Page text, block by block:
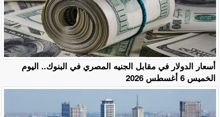
أسعار الدولار في مقابل الجنيه المصري في البنوك.. اليوم
الخميس 6 أغسطس 2026